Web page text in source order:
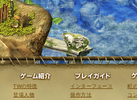
ニュース ゲーム紹介
TWの特徴
登場人物
インターフェース
操作方法
町
コ